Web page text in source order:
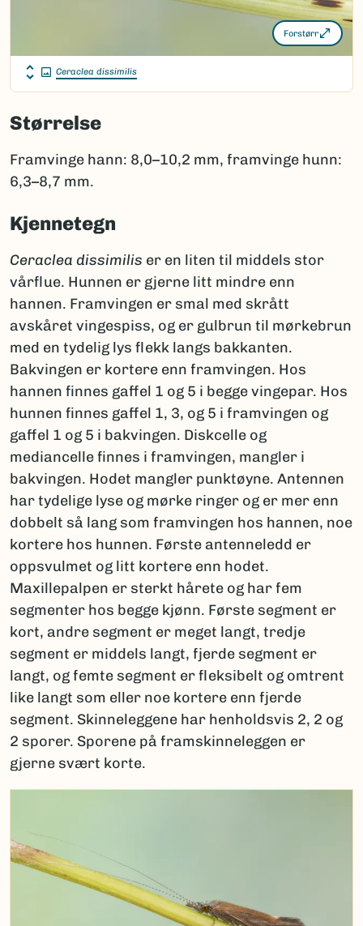
Forstørr
Ceraclea dissimilis
Størrelse
Framvinge hann: 8,0–10,2 mm, framvinge hunn:
6,3–8,7 mm.
Kjennetegn
Ceraclea dissimilis er en liten til middels stor
vårflue. Hunnen er gjerne litt mindre enn
hannen. Framvingen er smal med skrått
avskåret vingespiss, og er gulbrun til mørkebrun
med en tydelig lys flekk langs bakkanten.
Bakvingen er kortere enn framvingen. Hos
hannen finnes gaffel 1 og 5 i begge vingepar. Hos
hunnen finnes gaffel 1, 3, og 5 i framvingen og
gaffel 1 og 5 i bakvingen. Diskcelle og
mediancelle finnes i framvingen, mangler i
bakvingen. Hodet mangler punktøyne. Antennen
har tydelige lyse og mørke ringer og er mer enn
dobbelt så lang som framvingen hos hannen, noe
kortere hos hunnen. Første antenneledd er
oppsvulmet og litt kortere enn hodet.
Maxillepalpen er sterkt hårete og har fem
segmenter hos begge kjønn. Første segment er
kort, andre segment er meget langt, tredje
segment er middels langt, fjerde segment er
langt, og femte segment er fleksibelt og omtrent
like langt som eller noe kortere enn fjerde
segment. Skinneleggene har henholdsvis 2, 2 og
2 sporer. Sporene på framskinneleggen er
gjerne svært korte.